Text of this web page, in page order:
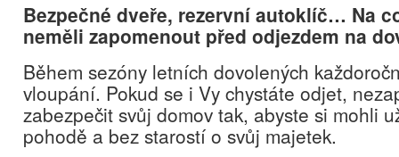
Bezpečné dveře, rezervní autoklíč… Na
neměli zapomenout před odjezdem na
Během sezóny letních dovolených
vloupání. Pokud se i Vy chystáte odjet,
zabezpečit svůj domov tak, abyste si mohli
pohodě a bez starostí o svůj majetek.